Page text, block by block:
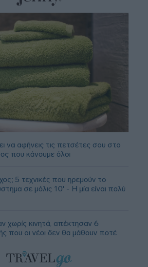
να αφήνεις τις πετσέτες σου στο
που κάνουμε όλοι
5 τεχνικές που ηρεμούν το
σε μόλις 10' - Η μία είναι πολύ
χωρίς κινητά, απέκτησαν 6
που οι νέοι δεν θα μάθουν ποτέ